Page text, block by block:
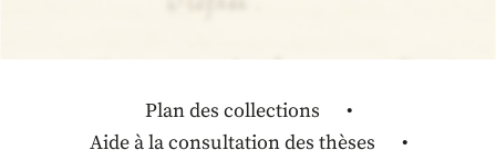
Plan des collections
Aide à la consultation des thèses